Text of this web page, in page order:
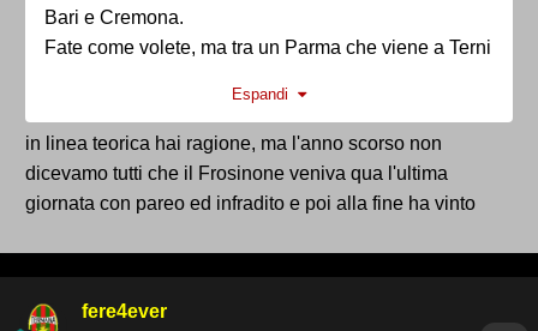
Bari e Cremona.
Fate come volete, ma tra un Parma che viene a Terni
Parma che viene a Terni promosso da 3-4 giornate,
preferisco tutta la vita questa seconda situazione.
Voi no?!
Espandi
in linea teorica hai ragione, ma l'anno scorso non
dicevamo tutti che il Frosinone veniva qua l'ultima
giornata con pareo ed infradito e poi alla fine ha vinto
fere4ever